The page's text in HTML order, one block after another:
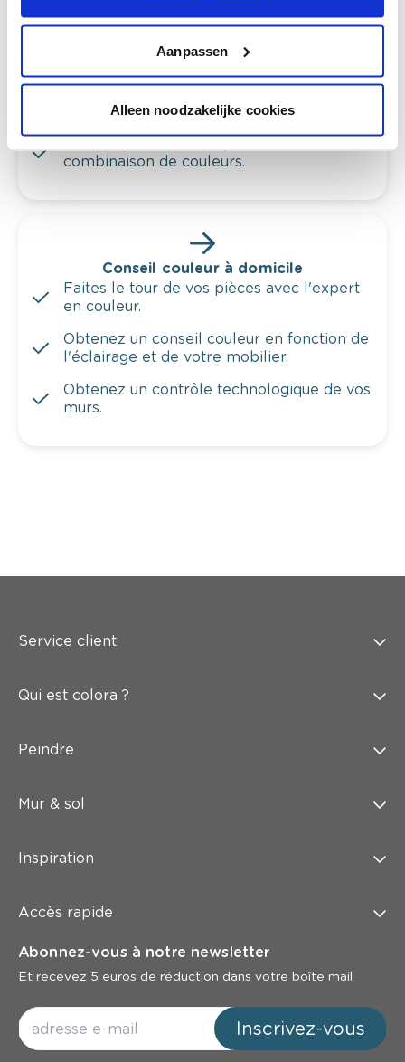
Aanpassen
Alleen noodzakelijke cookies
Voyez votre couleur en magasin
Découvrez des échantillons de votre
sélection de couleurs.
votre couleur.
combinaison de couleurs.
Conseil couleur à domicile
Faites le tour de vos pièces avec l'expert
en couleur.
Obtenez un conseil couleur en fonction de
l'éclairage et de votre mobilier.
Obtenez un contrôle technologique de vos
murs.
Service client
Qui est colora ?
Peindre
Mur & sol
Inspiration
Accès rapide
Abonnez-vous à notre newsletter
Et recevez 5 euros de réduction dans votre boîte mail
Inscrivez-vous